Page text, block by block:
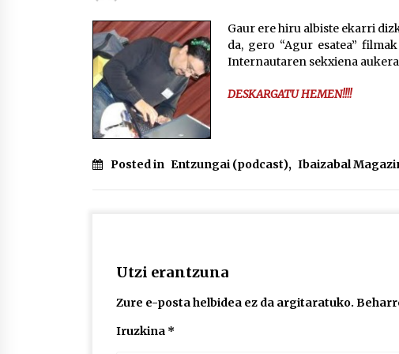
2026/07/16
POTTO: San Pedro jaietako bertso-
saioa
2026/07/09
Auritz Iñurrietaren margoak
2026/07/03
Gaur ere hiru albiste ekarri
da, gero “Agur esatea”
Internautaren sekxiena
DESKARGATU HEMEN!!!!
Posted in Entzungai (podcast), Ibaizabal
Utzi erantzuna
Zure e-posta helbidea ez da argitaratuko.
Iruzkina *